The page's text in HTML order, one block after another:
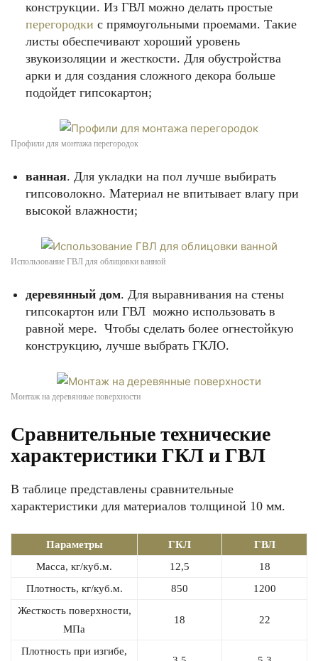
конструкции. Из ГВЛ можно делать простые
перегородки с прямоугольными проемами. Такие
листы обеспечивают хороший уровень
звукоизоляции и жесткости. Для обустройства
арки и для создания сложного декора больше
подойдет гипсокартон;
Профили для монтажа перегородок
ванная. Для укладки на пол лучше выбирать
гипсоволокно. Материал не впитывает влагу при
высокой влажности;
Использование ГВЛ для облицовки ванной
деревянный дом. Для выравнивания на стены
гипсокартон или ГВЛ можно использовать в
равной мере. Чтобы сделать более огнестойкую
конструкцию, лучше выбрать ГКЛО.
Монтаж на деревянные поверхности
Сравнительные технические
характеристики ГКЛ и ГВЛ
В таблице представлены сравнительные
характеристики для материалов толщиной 10 мм.
Параметры ГКЛ
ГВЛ
Масса, кг/куб.м.
12,5
18
Плотность, кг/куб.м.
850
1200
Жесткость поверхности,
МПа
18 22
Плотность при изгибе,